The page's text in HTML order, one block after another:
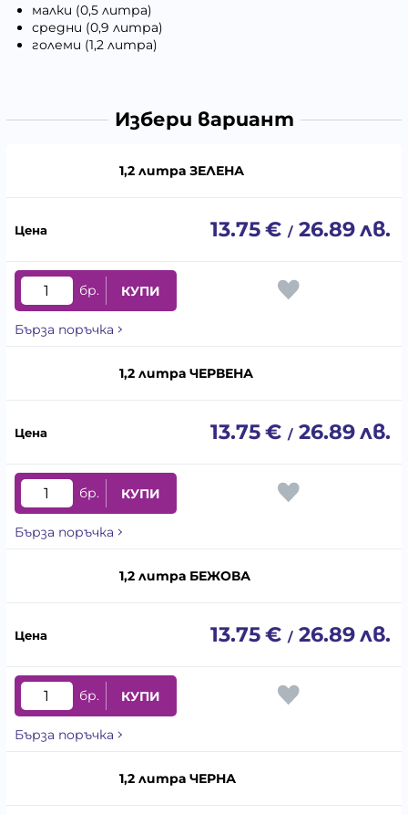
малки (0,5 литра)
средни (0,9 литра)
големи (1,2 литра)
Избери вариант
1,2 литра ЗЕЛЕНА
13.75€ / 26.89лв.
бр. КУПИ
Бърза поръчка
1,2 литра ЧЕРВЕНА
13.75€ / 26.89лв.
бр. КУПИ
Бърза поръчка
1,2 литра БЕЖОВА
13.75€ / 26.89лв.
бр. КУПИ
Бърза поръчка
1,2 литра ЧЕРНА